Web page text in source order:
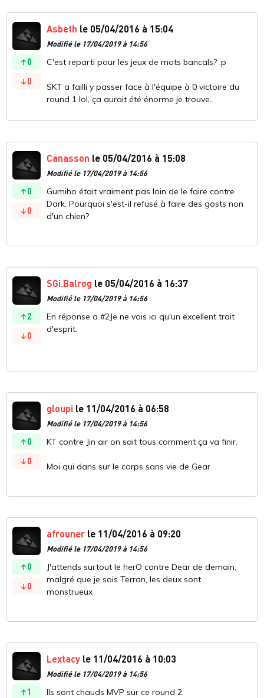
0
0
Asbeth le 05/04/2016 à 15:04
Modifié le 17/04/2019 à 14:56
C'est reparti pour les jeux de mots bancals? :p
SKT a failli y passer face à l'équipe à 0 victoire du
round 1 lol, ça aurait été énorme je trouve..
0
0
Canasson le 05/04/2016 à 15:08
Modifié le 17/04/2019 à 14:56
Gumiho était vraiment pas loin de le faire contre
Dark. Pourquoi s'est-il refusé à faire des gosts non
d'un chien?
2
0
SGi.Balrog le 05/04/2016 à 16:37
Modifié le 17/04/2019 à 14:56
En réponse a #2Je ne vois ici qu'un excellent trait
d'esprit.
0
0
gloupi le 11/04/2016 à 06:58
Modifié le 17/04/2019 à 14:56
KT contre Jin air on sait tous comment ça va finir.
Moi qui dans sur le corps sans vie de Gear
0
0
afrouner le 11/04/2016 à 09:20
Modifié le 17/04/2019 à 14:56
J'attends surtout le herO contre Dear de demain,
malgré que je sois Terran, les deux sont
monstrueux
1
Lextacy le 11/04/2016 à 10:03
Modifié le 17/04/2019 à 14:56
Ils sont chauds MVP sur ce round 2.